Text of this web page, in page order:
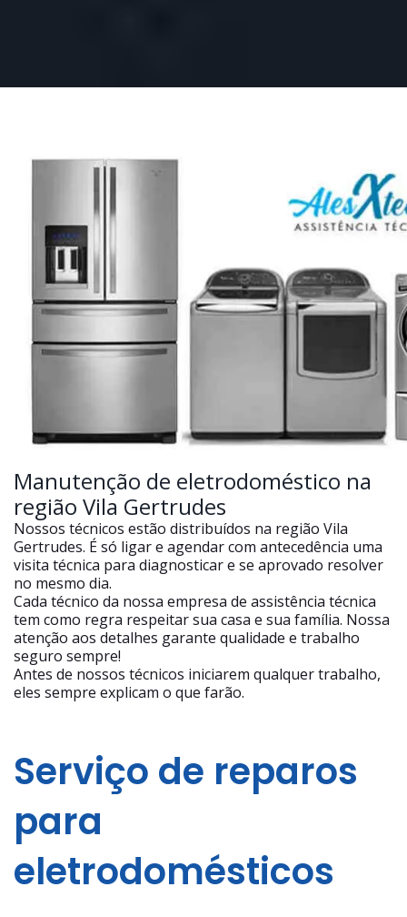
Manutenção de eletrodoméstico na
região Vila Gertrudes
Nossos técnicos estão distribuídos na região Vila
Gertrudes. É só ligar e agendar com antecedência uma
visita técnica para diagnosticar e se aprovado resolver
no mesmo dia.
Cada técnico da nossa empresa de assistência técnica
tem como regra respeitar sua casa e sua família. Nossa
atenção aos detalhes garante qualidade e trabalho
seguro sempre!
Antes de nossos técnicos iniciarem qualquer trabalho,
eles sempre explicam o que farão.
Serviço de reparos
para
eletrodomésticos